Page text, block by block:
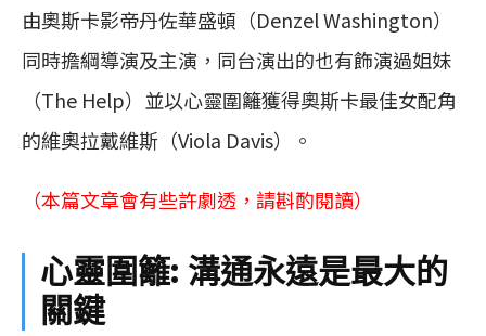
由奧斯卡影帝丹佐華盛頓（Denzel Washington）
同時擔綱導演及主演，同台演出的也有飾演過姐妹
（The Help）並以心靈圍籬獲得奧斯卡最佳女配角
的維奧拉戴維斯（Viola Davis）。
（本篇文章會有些許劇透，請斟酌閱讀）
心靈圍籬: 溝通永遠是最大的
關鍵